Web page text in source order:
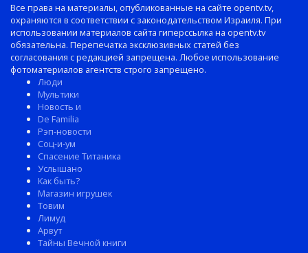
Все права на материалы, опубликованные на сайте opentv.tv,
охраняются в соответствии с законодательством Израиля. При
использовании материалов сайта гиперссылка на opentv.tv
обязательна. Перепечатка эксклюзивных статей без
согласования с редакцией запрещена. Любое использование
фотоматериалов агентств строго запрещено.
Люди
Мультики
Новость и
De Familia
Рэп-новости
Соц-и-ум
Спасение Титаника
Услышано
Как быть?
Магазин игрушек
Товим
Лимуд
Арвут
Тайны Вечной книги